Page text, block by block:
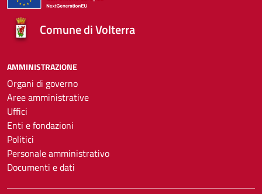
Comune di Volterra
AMMINISTRAZIONE
Organi di governo
Aree amministrative
Uffici
Enti e fondazioni
Politici
Personale amministrativo
Documenti e dati